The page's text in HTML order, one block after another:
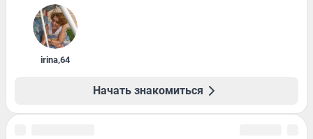
irina,64
Начать знакомиться